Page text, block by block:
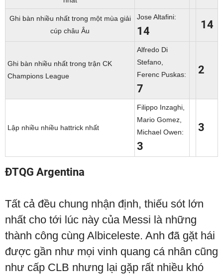
Ghi bàn nhiều nhất trong một mùa giải
cúp châu Âu
Jose Altafini:
14
14
Ghi bàn nhiều nhất trong trận CK
Champions League
Alfredo Di
Stefano,
Ferenc Puskas:
7
2
Lập nhiều nhiều hattrick nhất
Filippo Inzaghi,
Mario Gomez,
Michael Owen:
3
3
ĐTQG Argentina
Tất cả đều chung nhận định, thiếu sót lớn
nhất cho tới lúc này của Messi là những
thành công cùng Albiceleste. Anh đã gặt hái
được gần như mọi vinh quang cá nhân cũng
như cấp CLB nhưng lại gặp rất nhiều khó